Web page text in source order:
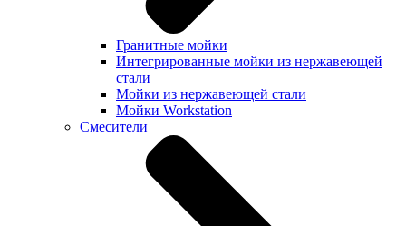
Гранитные мойки
Интегрированные мойки из нержавеющей
стали
Мойки из нержавеющей стали
Мойки Workstation
Смесители